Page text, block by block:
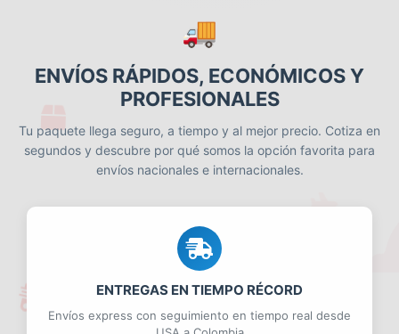
🚚
ENVÍOS RÁPIDOS, ECONÓMICOS Y
PROFESIONALES
Tu paquete llega seguro, a tiempo y al mejor precio. Cotiza en
segundos y descubre por qué somos la opción favorita para
envíos nacionales e internacionales.
ENTREGAS EN TIEMPO RÉCORD
Envíos express con seguimiento en tiempo real desde